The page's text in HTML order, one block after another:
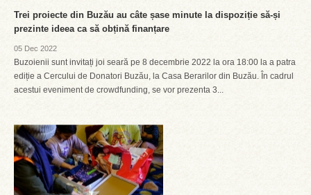
Trei proiecte din Buzău au câte șase minute la dispoziție să-și
prezinte ideea ca să obțină finanțare
05 Dec 2022
Buzoienii sunt invitați joi seară pe 8 decembrie 2022 la ora 18:00 la a patra
ediție a Cercului de Donatori Buzău, la Casa Berarilor din Buzău. În cadrul
acestui eveniment de crowdfunding, se vor prezenta 3...